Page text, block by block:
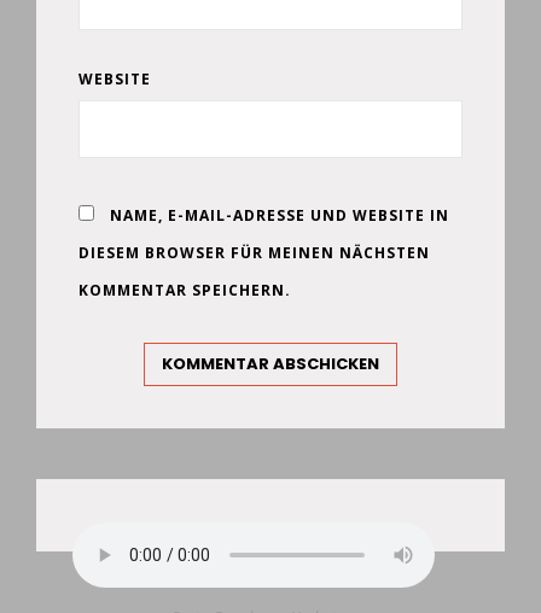
WEBSITE
NAME, E-MAIL-ADRESSE UND WEBSITE IN
DIESEM BROWSER FÜR MEINEN NÄCHSTEN
KOMMENTAR SPEICHERN.